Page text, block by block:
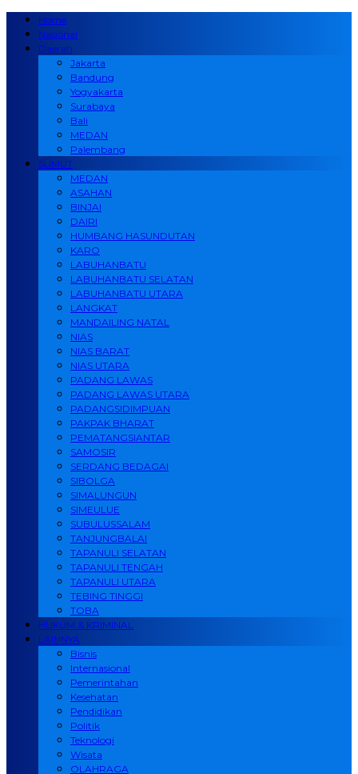
Home
Nasional
Daerah
Jakarta
Bandung
Yogyakarta
Surabaya
Bali
MEDAN
Palembang
SUMUT
MEDAN
ASAHAN
BINJAI
DAIRI
HUMBANG HASUNDUTAN
KARO
LABUHANBATU
LABUHANBATU SELATAN
LABUHANBATU UTARA
LANGKAT
MANDAILING NATAL
NIAS
NIAS BARAT
NIAS UTARA
PADANG LAWAS
PADANG LAWAS UTARA
PADANGSIDIMPUAN
PAKPAK BHARAT
PEMATANGSIANTAR
SAMOSIR
SERDANG BEDAGAI
SIBOLGA
SIMALUNGUN
SIMEULUE
SUBULUSSALAM
TANJUNGBALAI
TAPANULI SELATAN
TAPANULI TENGAH
TAPANULI UTARA
TEBING TINGGI
TOBA
HUKUM & KRIMINAL
LAINNYA
Bisnis
Internasional
Pemerintahan
Kesehatan
Pendidikan
Politik
Teknologi
Wisata
OLAHRAGA